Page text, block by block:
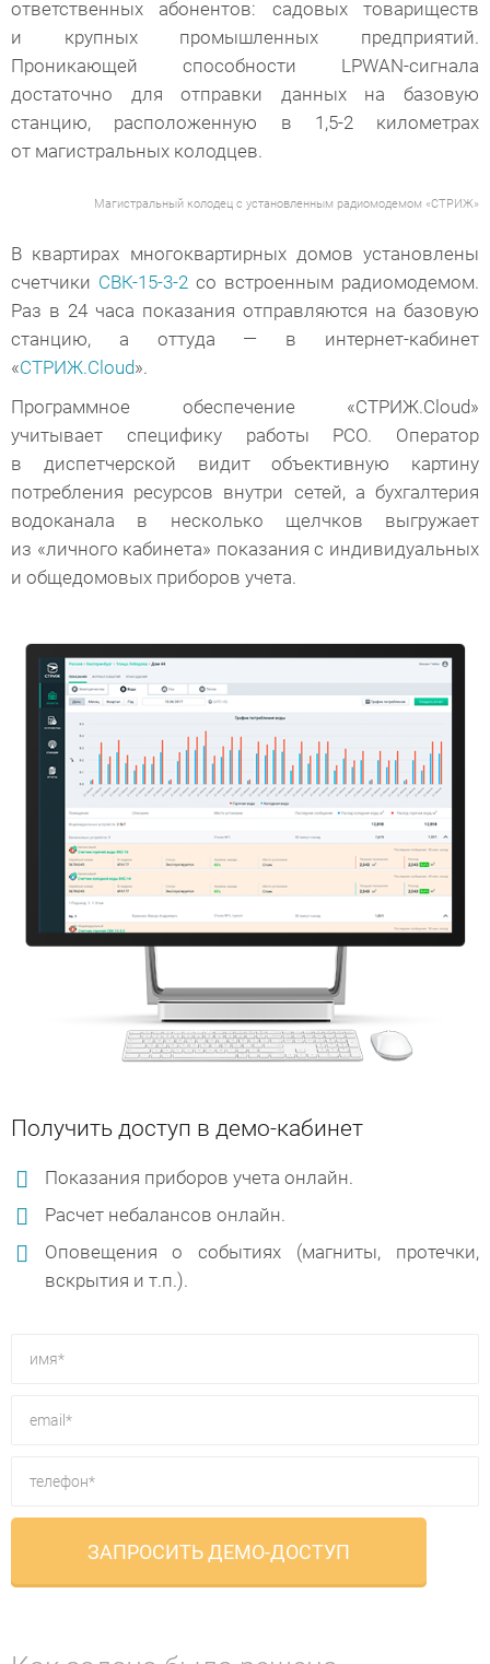
ответственных абонентов: садовых товариществ
и крупных промышленных предприятий.
Проникающей способности LPWAN-сигнала
достаточно для отправки данных на базовую
станцию, расположенную в 1,5-2 километрах
от магистральных колодцев.
Магистральный колодец с установленным радиомодемом «СТРИЖ»
В квартирах многоквартирных домов установлены
счетчики СВК-15-3-2 со встроенным радиомодемом.
Раз в 24 часа показания отправляются на базовую
станцию, а оттуда — в интернет-кабинет
«СТРИЖ.Cloud».
Программное обеспечение «СТРИЖ.Cloud»
учитывает специфику работы РСО. Оператор
в диспетчерской видит объективную картину
потребления ресурсов внутри сетей, а бухгалтерия
водоканала в несколько щелчков выгружает
из «личного кабинета» показания с индивидуальных
и общедомовых приборов учета.
Получить доступ в демо-кабинет
Показания приборов учета онлайн.
Расчет небалансов онлайн.
Оповещения о событиях (магниты, протечки,
вскрытия и т.п.).